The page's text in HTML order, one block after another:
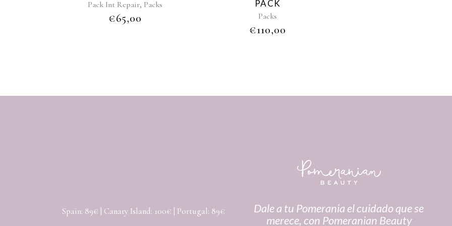
Pack Int Repair, Packs
€65,00
PACK
Packs
€110,00
Spain: 89€ | Canary Island: 100€ | Portugal: 89€
Dale a tu Pomerania el cuidado que se
merece, con Pomeranian Beauty